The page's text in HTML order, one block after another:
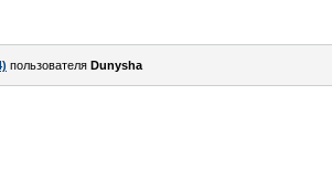
пользователя Dunysha